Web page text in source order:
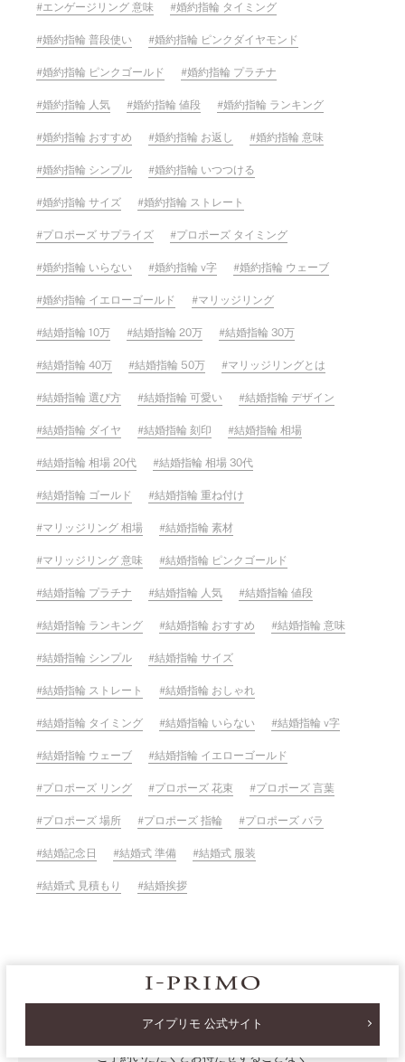
エンゲージリング 意味 婚約指輪 タイミング
婚約指輪 普段使い 婚約指輪 ピンクダイヤモンド
婚約指輪 ピンクゴールド 婚約指輪 プラチナ
婚約指輪 人気 婚約指輪 値段 婚約指輪 ランキング
婚約指輪 おすすめ 婚約指輪 お返し 婚約指輪 意味
婚約指輪 シンプル 婚約指輪 いつつける
婚約指輪 サイズ 婚約指輪 ストレート
プロポーズ サプライズ プロポーズ タイミング
婚約指輪 いらない 婚約指輪 v字 婚約指輪 ウェーブ
婚約指輪 イエローゴールド マリッジリング
結婚指輪 10万 結婚指輪 20万 結婚指輪 30万
結婚指輪 40万 結婚指輪 50万 マリッジリングとは
結婚指輪 選び方 結婚指輪 可愛い 結婚指輪 デザイン
結婚指輪 ダイヤ 結婚指輪 刻印 結婚指輪 相場
結婚指輪 相場 20代 結婚指輪 相場 30代
結婚指輪 ゴールド 結婚指輪 重ね付け
マリッジリング 相場 結婚指輪 素材
マリッジリング 意味 結婚指輪 ピンクゴールド
結婚指輪 プラチナ 結婚指輪 人気 結婚指輪 値段
結婚指輪 ランキング 結婚指輪 おすすめ 結婚指輪 意味
結婚指輪 シンプル 結婚指輪 サイズ
結婚指輪 ストレート 結婚指輪 おしゃれ
結婚指輪 タイミング 結婚指輪 いらない 結婚指輪 v字
結婚指輪 ウェーブ 結婚指輪 イエローゴールド
プロポーズ リング プロポーズ 花束 プロポーズ 言葉
プロポーズ 場所 プロポーズ 指輪 プロポーズ バラ
結婚記念日 結婚式 準備 結婚式 服装
結婚式 見積もり 結婚挨拶
Reservation
ご予約いただくとお待たせすることなく
アイプリモ 公式サイト